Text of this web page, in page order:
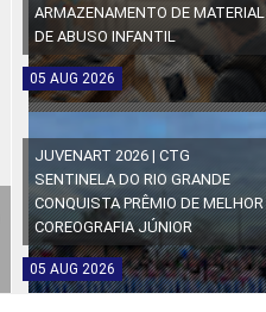
ARMAZENAMENTO DE MATERIAL
DE ABUSO INFANTIL
05 AUG 2026
JUVENART 2026 | CTG
SENTINELA DO RIO GRANDE
CONQUISTA PRÊMIO DE MELHOR
COREOGRAFIA JÚNIOR
05 AUG 2026